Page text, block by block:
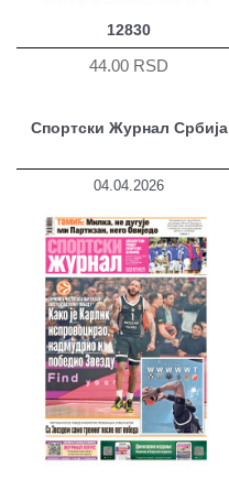
12830
44.00 RSD
Спортски Журнал Србија
04.04.2026